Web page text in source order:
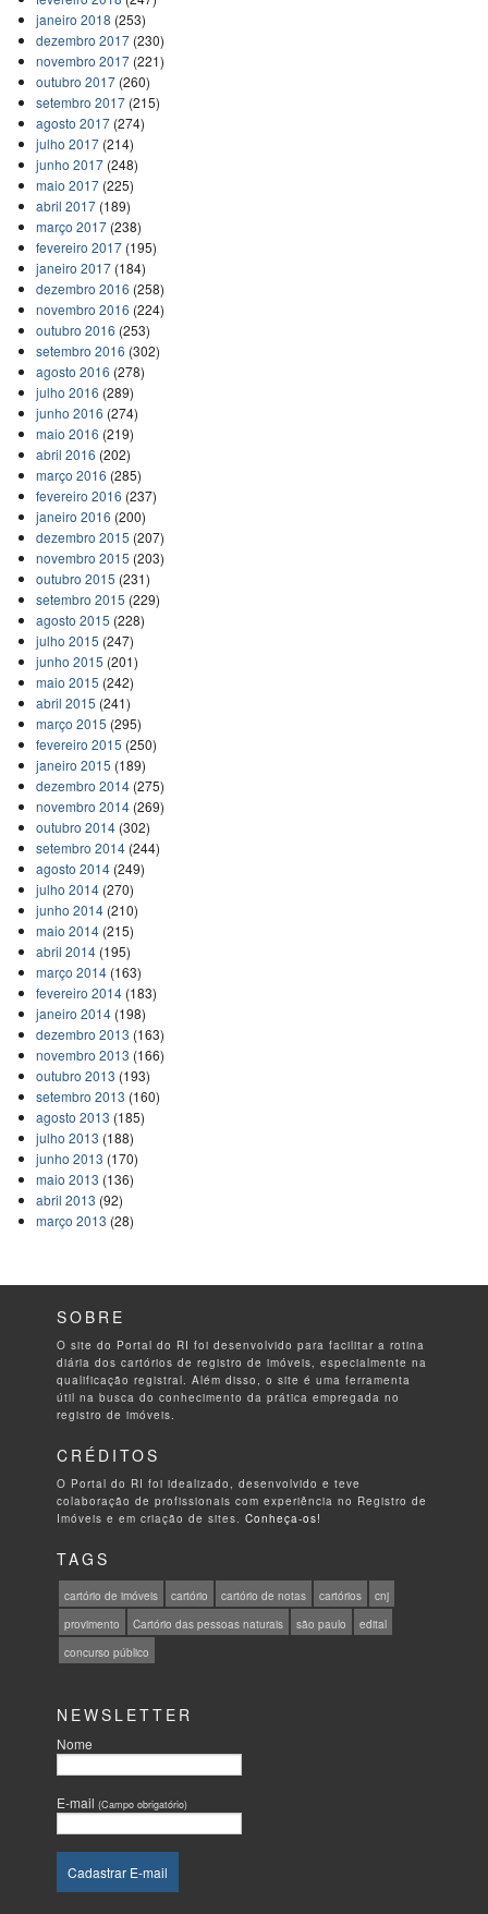
janeiro 2018 (253)
dezembro 2017(230)
novembro 2017(221)
outubro 2017(260)
setembro 2017(215)
agosto 2017(274)
julho 2017(214)
junho 2017(248)
maio 2017(225)
abril 2017(189)
março 2017(238)
fevereiro 2017(195)
janeiro 2017(184)
dezembro 2016 (258)
novembro 2016 (224)
outubro 2016 (253)
setembro 2016 (302)
agosto 2016 (278)
julho 2016 (289)
junho 2016 (274)
maio 2016 (219)
abril 2016 (202)
março 2016 (285)
fevereiro 2016 (237)
janeiro 2016 (200)
dezembro 2015 (207)
novembro 2015 (203)
outubro 2015 (231)
setembro 2015 (229)
agosto 2015 (228)
julho 2015 (247)
junho 2015 (201)
maio 2015 (242)
abril 2015 (241)
março 2015 (295)
fevereiro 2015 (250)
janeiro 2015 (189)
dezembro 2014(275)
novembro 2014(269)
outubro 2014(302)
setembro 2014(244)
agosto 2014(249)
julho 2014(270)
junho 2014(210)
maio 2014(215)
abril 2014(195)
março 2014(163)
fevereiro 2014(183)
janeiro 2014(198)
dezembro 2013 (163)
novembro 2013 (166)
outubro 2013 (193)
setembro 2013 (160)
agosto 2013 (185)
julho 2013 (188)
junho 2013 (170)
maio 2013 (136)
abril 2013 (92)
março 2013 (28)
SOBRE
O site do Portal do RI foi desenvolvido para facilitar a rotina
diária dos cartórios de registro de imóveis, especialmente na
qualificação registral. Além disso, o site é uma ferramenta
útil na busca do conhecimento da prática empregada no
registro de imóveis.
CRÉDITOS
O Portal do RI foi idealizado, desenvolvido e teve
colaboração de profissionais com experiência no Registro de
Imóveis e em criação de sites.Conheça-os!
TAGS
cartório de imóveis cartório cartório de notas cartórios
cnj
provimento
Cartório das pessoas naturais são paulo
edital
concurso público
NEWSLETTER
Nome
E-mail(Campo obrigatório)